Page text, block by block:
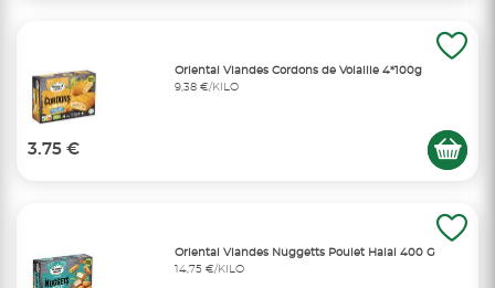
Oriental Viandes Cordons de Volaille 4*100g
9,38 €/KILO
3.75 €
Oriental Viandes Nuggetts Poulet Halal 400 G
14,75 €/KILO